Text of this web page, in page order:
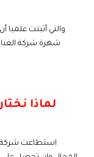
والتي أثبتت
شهرة شركة
لماذا
استطاعت شركة